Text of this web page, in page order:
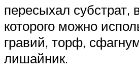
пересыхал субстрат,
которого можно
гравий, торф,
лишайник.